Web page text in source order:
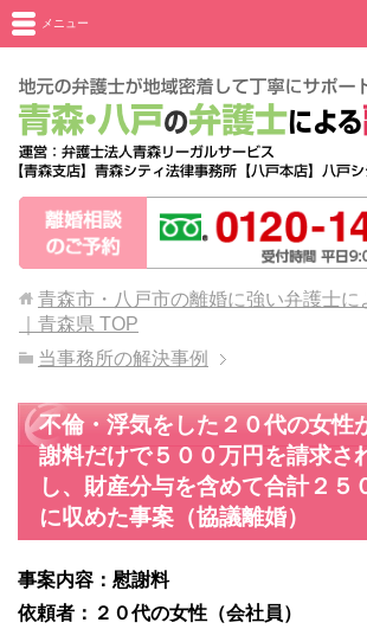
メニュー
青森市・八戸市の離婚に強い弁護士に
｜青森県 TOP
当事務所の解決事例
不倫・浮気をした２０代の女性
謝料だけで５００万円を請求さ
し、財産分与を含めて合計２５
に収めた事案（協議離婚）
事案内容：慰謝料
依頼者：２０代の女性（会社員）